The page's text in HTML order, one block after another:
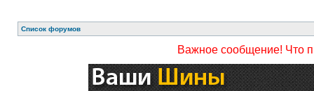
Список форумов
Важное сообщение! Что